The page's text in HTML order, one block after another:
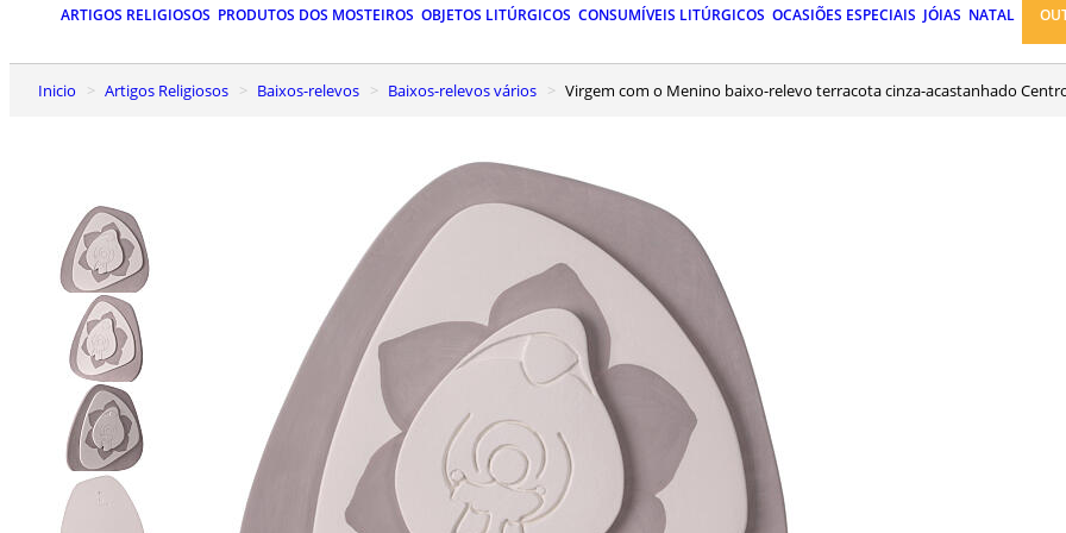
ARTIGOS RELIGIOSOS PRODUTOS DOS MOSTEIROS OBJETOS LITÚRGICOS CONSUMÍVEIS LITÚRGICOS OCASIÕES ESPECIAIS JÓIAS NATAL
Inicio Artigos Religiosos Baixos-relevos Baixos-relevos vários Virgem com o Menino baixo-relevo terracota cinza-acastanhado